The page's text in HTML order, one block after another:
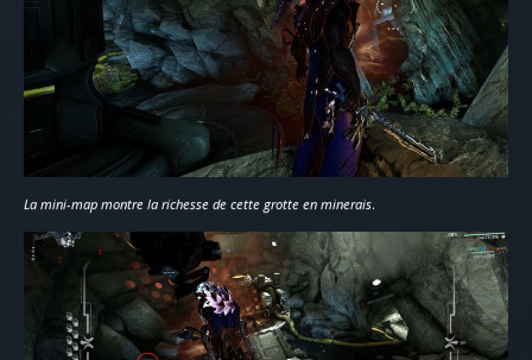
La mini-map montre la richesse de cette grotte en minerais.